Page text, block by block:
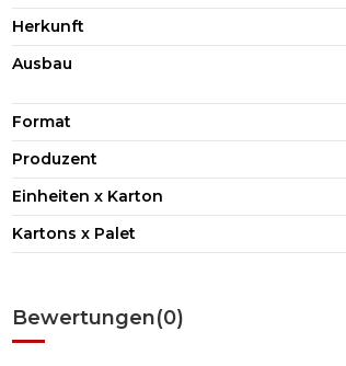
Herkunft
Ausbau
Format
Produzent
Einheiten x Karton
Kartons x Palet
Bewertungen(0)